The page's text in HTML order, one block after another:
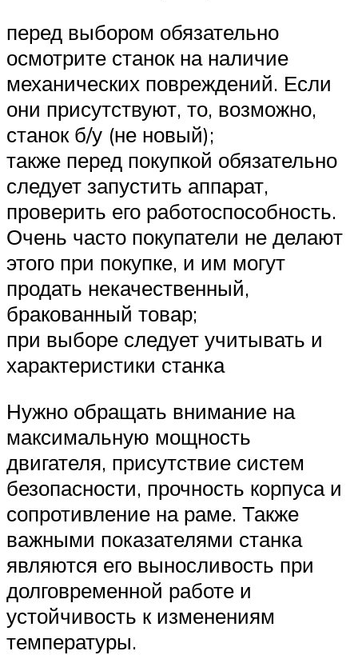
перед выбором обязательно
осмотрите станок на наличие
механических повреждений. Если
они присутствуют, то, возможно,
станок б/у (не новый);
также перед покупкой обязательно
следует запустить аппарат,
проверить его работоспособность.
Очень часто покупатели не делают
этого при покупке, и им могут
продать некачественный,
бракованный товар;
при выборе следует учитывать и
характеристики станка
Нужно обращать внимание на
максимальную мощность
двигателя, присутствие систем
безопасности, прочность корпуса и
сопротивление на раме. Также
важными показателями станка
являются его выносливость при
долговременной работе и
устойчивость к изменениям
температуры.